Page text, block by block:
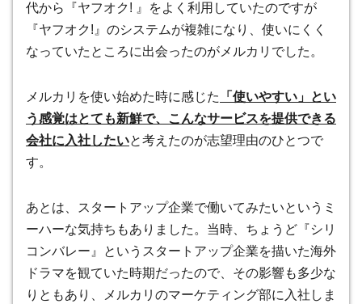
代から『ヤフオク! 』をよく利用していたのですが
『ヤフオク!』のシステムが複雑になり、使いにくく
なっていたところに出会ったのがメルカリでした。
メルカリを使い始めた時に感じた
「使いやすい」とい
う感覚はとても新鮮で、こんなサービスを提供できる
会社に入社したいと考えたのが志望理由のひとつで
す。
あとは、スタートアップ企業で働いてみたいというミ
ーハーな気持ちもありました。当時、ちょうど『シリ
コンバレー』というスタートアップ企業を描いた海外
ドラマを観ていた時期だったので、その影響も多少な
りともあり、メルカリのマーケティング部に入社しま